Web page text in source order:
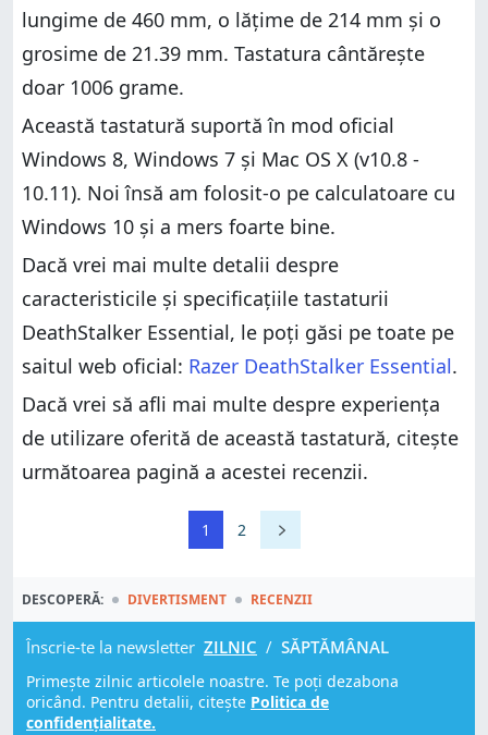
lungime de 460 mm, o lățime de 214 mm și o
grosime de 21.39 mm. Tastatura cântărește
doar 1006 grame.
Această tastatură suportă în mod oficial
Windows 8, Windows 7 și Mac OS X (v10.8 -
10.11). Noi însă am folosit-o pe calculatoare cu
Windows 10 și a mers foarte bine.
Dacă vrei mai multe detalii despre
caracteristicile și specificațiile tastaturii
DeathStalker Essential, le poți găsi pe toate pe
saitul web oficial: Razer DeathStalker Essential.
Dacă vrei să afli mai multe despre experiența
de utilizare oferită de această tastatură, citește
următoarea pagină a acestei recenzii.
1 2
DESCOPERĂ: DIVERTISMENT RECENZII
Înscrie-te la newsletter ZILNIC / SĂPTĂMÂNAL
Primește zilnic articolele noastre. Te poți dezabona
oricând. Pentru detalii, citește Politica de
confidențialitate.